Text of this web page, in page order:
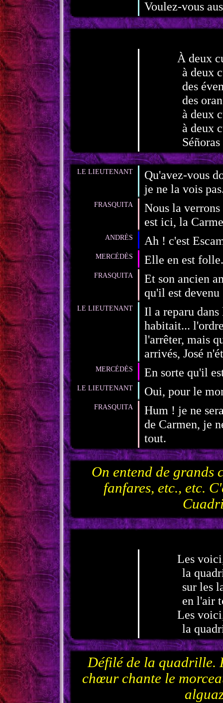
Voulez-vous
À deux
à deux
des
des
à deux
à deux
LE LIEUTENANT
Qu'avez-vous
je ne la vois
FRASQUITA
Nous la
est ici, la
ANDRÈS Ah ! c'est
MERCÉDÈS Elle en est
FRASQUITA
Et son ancien
qu'il est devenu
LE LIEUTENANT
Il a reparu
habitait...
l'arrêter, mais
arrivés, José
MERCÉDÈS En sorte qu'il
LE LIEUTENANT Oui, pour le
FRASQUITA
Hum ! je ne
de Carmen, je
tout.
On entend de grands
fanfares, etc., etc.
Les
la
sur les
en l'air
Les
la
Défilé de la quadrille.
chœur chante le